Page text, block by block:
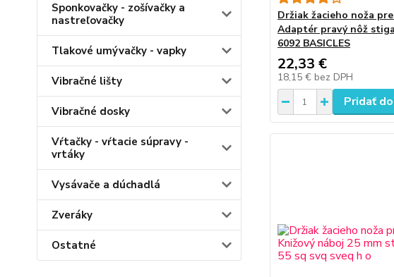
Sponkovačky - zošívačky a
nastreľovačky
Tlakové umývačky - vapky
Vibračné lišty
Vibračné dosky
Vŕtačky - vŕtacie súpravy -
vrtáky
Vysávače a dúchadlá
Zveráky
Ostatné
Držiak žacieho noža
Adaptér pravý nôž
6092 BASICLES
22,33 €
18,15 € bez DPH
Pridať